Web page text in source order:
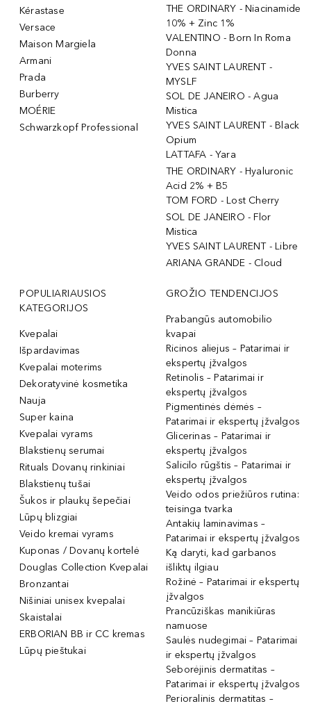
Kérastase
Versace
Maison Margiela
Armani
Prada
Burberry
MOÉRIE
Schwarzkopf Professional
THE ORDINARY - Niacinamide
10% + Zinc 1%
VALENTINO - Born In Roma
Donna
YVES SAINT LAURENT -
MYSLF
SOL DE JANEIRO - Agua
Mistica
YVES SAINT LAURENT - Black
Opium
LATTAFA - Yara
THE ORDINARY - Hyaluronic
Acid 2% + B5
TOM FORD - Lost Cherry
SOL DE JANEIRO - Flor
Mistica
YVES SAINT LAURENT - Libre
ARIANA GRANDE - Cloud
POPULIARIAUSIOS
KATEGORIJOS
Kvepalai
Išpardavimas
Kvepalai moterims
Dekoratyvinė kosmetika
Nauja
Super kaina
Kvepalai vyrams
Blakstienų serumai
Rituals Dovanų rinkiniai
Blakstienų tušai
Šukos ir plaukų šepečiai
Lūpų blizgiai
Veido kremai vyrams
Kuponas / Dovanų kortelė
Douglas Collection Kvepalai
Bronzantai
Nišiniai unisex kvepalai
Skaistalai
ERBORIAN BB ir CC kremas
Lūpų pieštukai
GROŽIO TENDENCIJOS
Prabangūs automobilio
kvapai
Ricinos aliejus – Patarimai ir
ekspertų įžvalgos
Retinolis – Patarimai ir
ekspertų įžvalgos
Pigmentinės dėmės –
Patarimai ir ekspertų įžvalgos
Glicerinas – Patarimai ir
ekspertų įžvalgos
Salicilo rūgštis – Patarimai ir
ekspertų įžvalgos
Veido odos priežiūros rutina:
teisinga tvarka
Antakių laminavimas –
Patarimai ir ekspertų įžvalgos
Ką daryti, kad garbanos
išliktų ilgiau
Rožinė – Patarimai ir ekspertų
įžvalgos
Prancūziškas manikiūras
namuose
Saulės nudegimai – Patarimai
ir ekspertų įžvalgos
Seborėjinis dermatitas –
Patarimai ir ekspertų įžvalgos
Perioralinis dermatitas –